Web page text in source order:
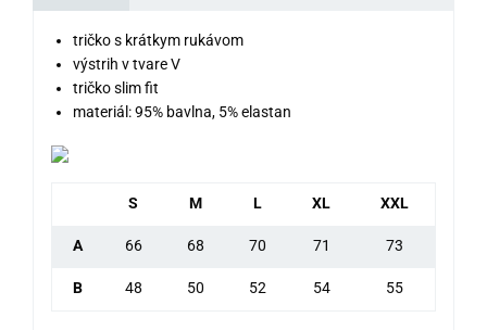
tričko s krátkym rukávom
výstrih v tvare V
tričko slim fit
materiál: 95% bavlna, 5% elastan
S M L XL XXL
A 66 68 70 71 73
B 48 50 52 54 55